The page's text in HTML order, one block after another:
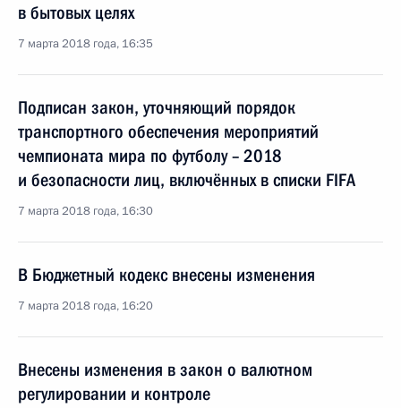
в бытовых целях
7 марта 2018 года, 16:35
Подписан закон, уточняющий порядок
транспортного обеспечения мероприятий
чемпионата мира по футболу – 2018
и безопасности лиц, включённых в списки FIFA
7 марта 2018 года, 16:30
В Бюджетный кодекс внесены изменения
7 марта 2018 года, 16:20
Внесены изменения в закон о валютном
регулировании и контроле